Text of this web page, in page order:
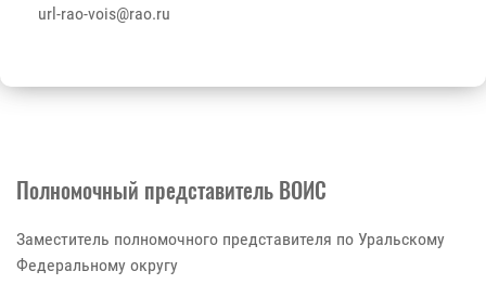
url-rao-vois@rao.ru
Полномочный представитель ВОИС
Заместитель полномочного представителя по Уральскому
Федеральному округу